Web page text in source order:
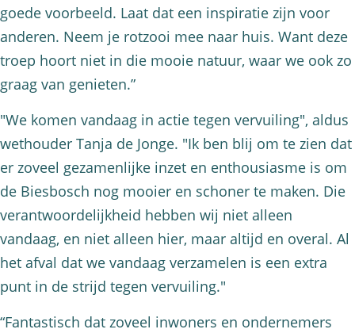
goede voorbeeld. Laat dat een inspiratie zijn voor
anderen. Neem je rotzooi mee naar huis. Want deze
troep hoort niet in die mooie natuur, waar we ook zo
graag van genieten.”
"We komen vandaag in actie tegen vervuiling", aldus
wethouder Tanja de Jonge. "Ik ben blij om te zien dat
er zoveel gezamenlijke inzet en enthousiasme is om
de Biesbosch nog mooier en schoner te maken. Die
verantwoordelijkheid hebben wij niet alleen
vandaag, en niet alleen hier, maar altijd en overal. Al
het afval dat we vandaag verzamelen is een extra
punt in de strijd tegen vervuiling."
“Fantastisch dat zoveel inwoners en ondernemers